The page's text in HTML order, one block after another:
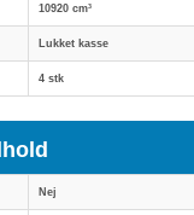
10920 cm³
Lukket kasse
4 stk
Nej